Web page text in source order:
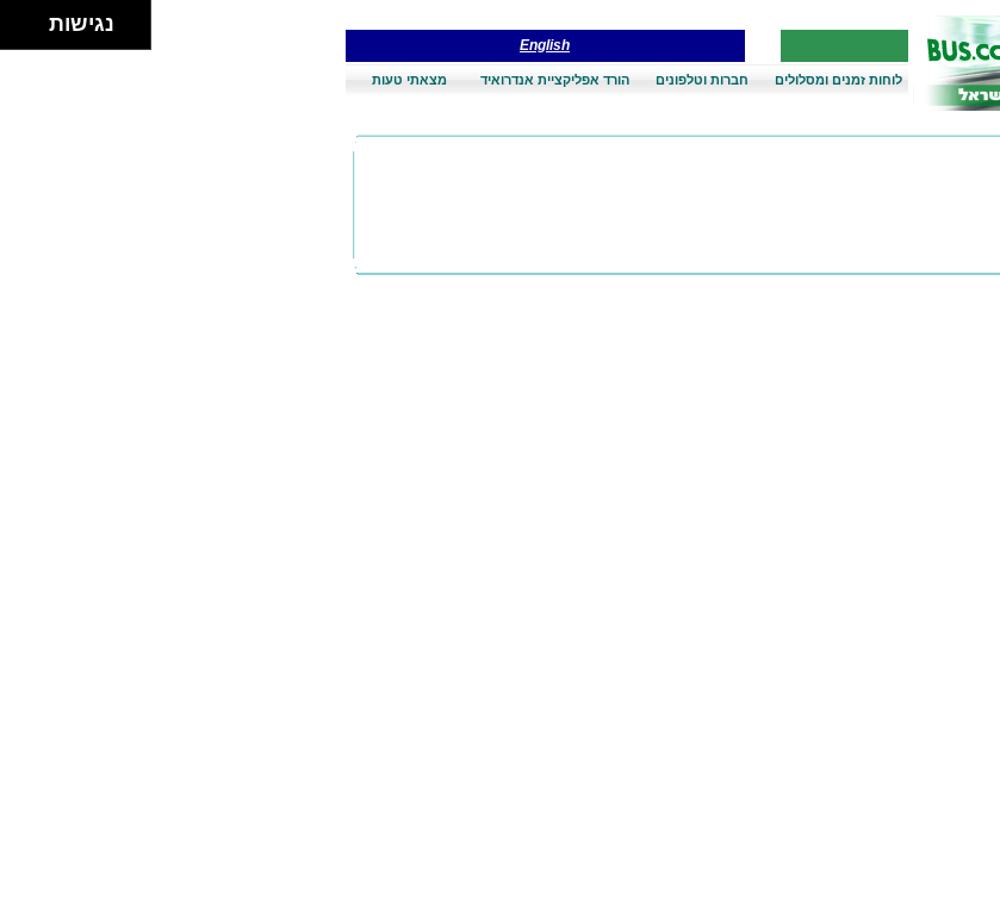
English
לוחות זמנים ומסלולים חברות וטלפונים הורד אפליקציית אנדרואיד מצאתי טעות
נגישות